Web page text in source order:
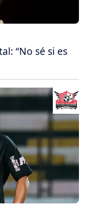
“No sé si es